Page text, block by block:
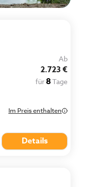
Ab
2.723 €
für8Tage
Im Preis enthalten
Details